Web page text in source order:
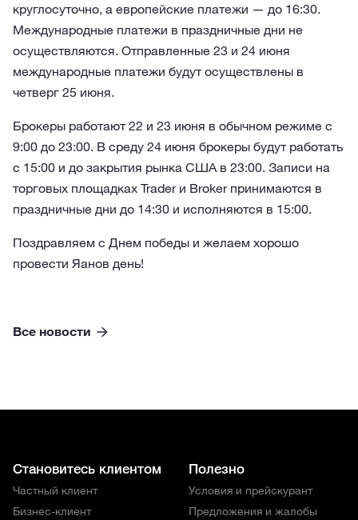
круглосуточно, а европейские платежи — до 16:30.
Международные платежи в праздничные дни не
осуществляются. Отправленные 23 и 24 июня
международные платежи будут осуществлены в
четверг 25 июня.
Брокеры работают 22 и 23 июня в обычном режиме с
9:00 до 23:00. В среду 24 июня брокеры будут работать
с 15:00 и до закрытия рынка США в 23:00. Записи на
торговых площадках Trader и Broker принимаются в
праздничные дни до 14:30 и исполняются в 15:00.
Поздравляем с Днем победы и желаем хорошо
провести Яанов день!
Все новости
Становитесь клиентом
Частный клиент
Бизнес-клиент
Полезно
Условия и прейскурант
Предложения и жалобы